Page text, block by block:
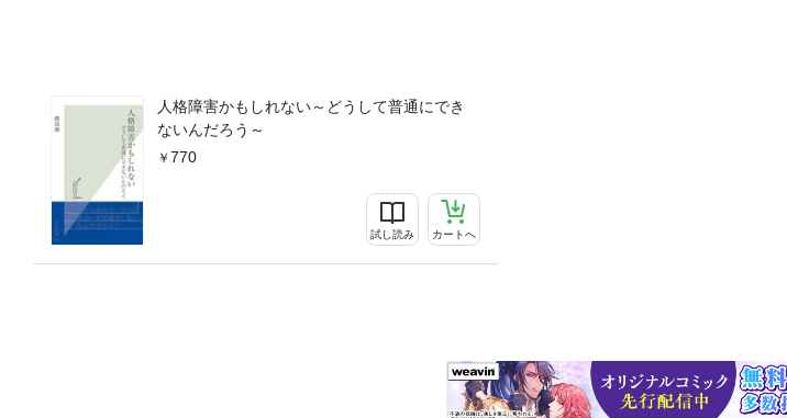
人格障害かもしれない～どうして普通にでき
ないんだろう～
770
試し読み カートへ